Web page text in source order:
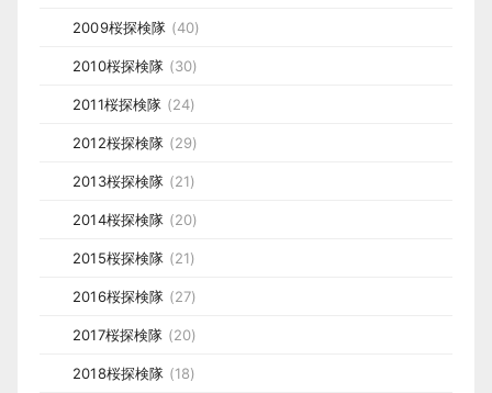
2009桜探検隊 (40)
2010桜探検隊 (30)
2011桜探検隊 (24)
2012桜探検隊 (29)
2013桜探検隊 (21)
2014桜探検隊 (20)
2015桜探検隊 (21)
2016桜探検隊 (27)
2017桜探検隊 (20)
2018桜探検隊 (18)